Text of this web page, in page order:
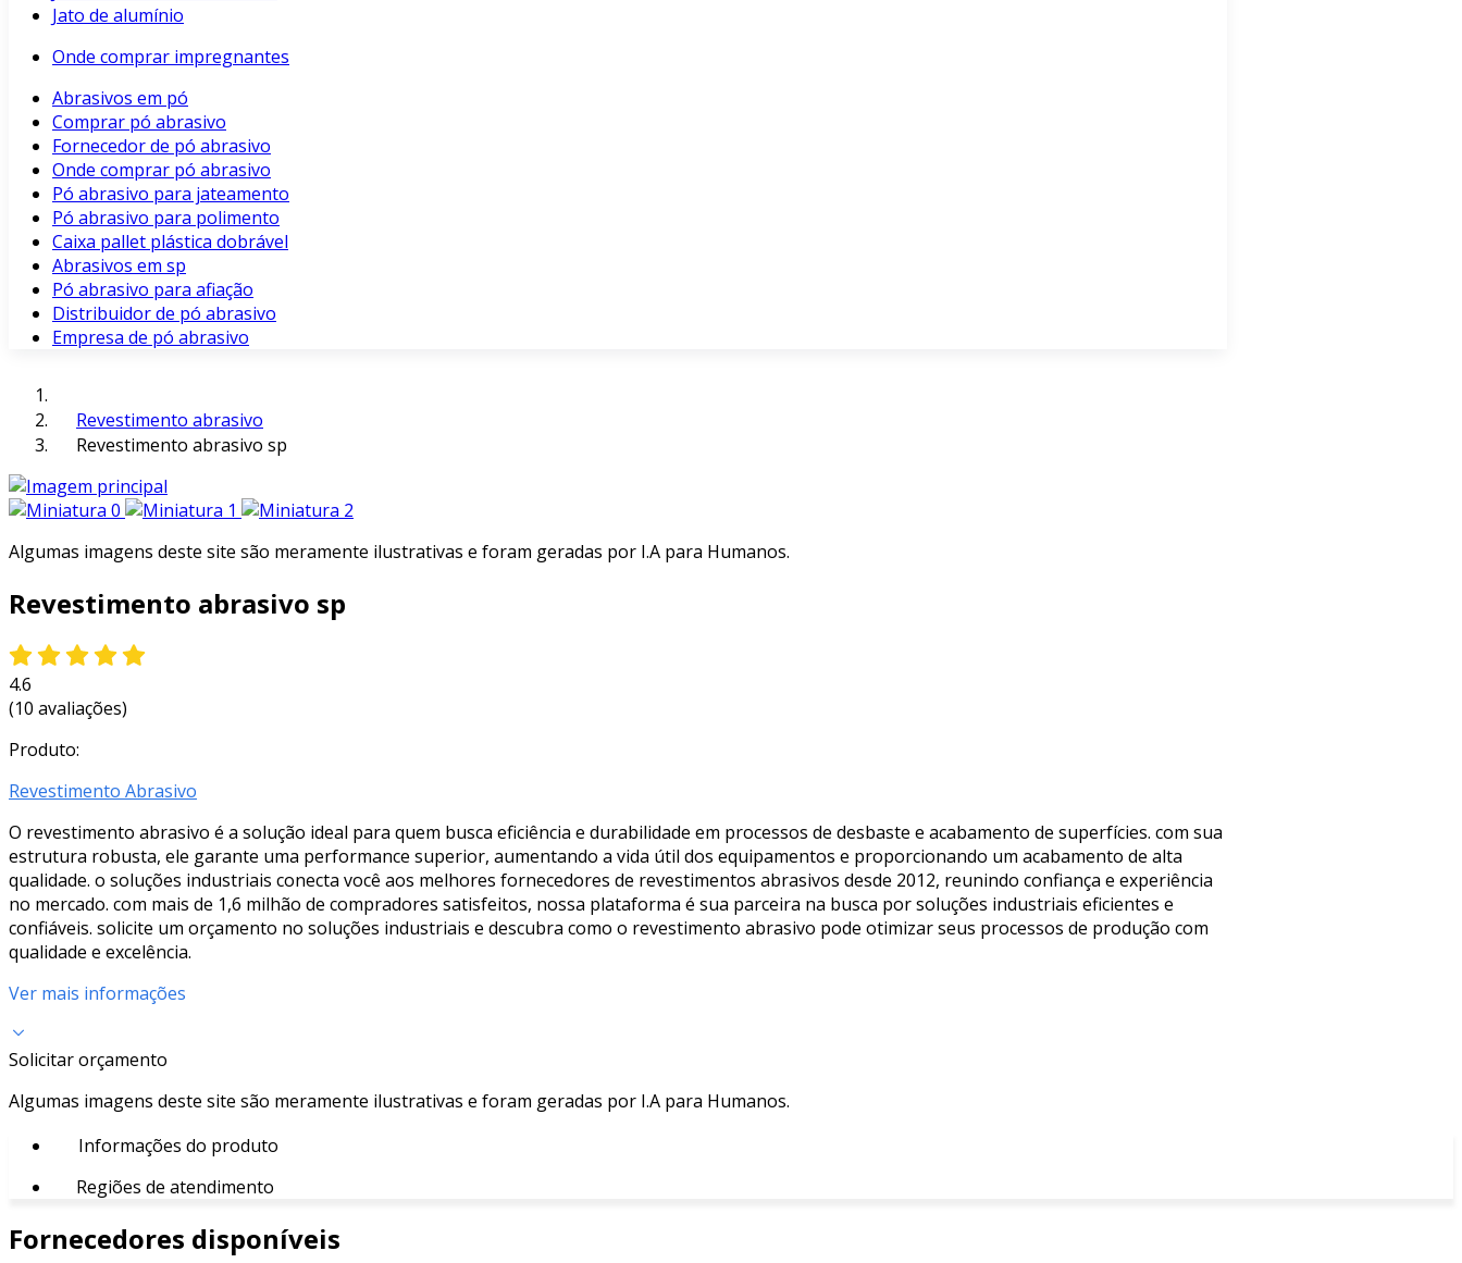
Jato de alumínio
Onde comprar impregnantes
Abrasivos em pó
Comprar pó abrasivo
Fornecedor de pó abrasivo
Onde comprar pó abrasivo
Pó abrasivo para jateamento
Pó abrasivo para polimento
Caixa pallet plástica dobrável
Abrasivos em sp
Pó abrasivo para afiação
Distribuidor de pó abrasivo
Empresa de pó abrasivo
Revestimento abrasivo
Revestimento abrasivo sp
Algumas imagens deste site são meramente ilustrativas e foram geradas por I.A para Humanos.
Revestimento abrasivo sp
4.6
(10 avaliações)
Produto:
Revestimento Abrasivo
O revestimento abrasivo é a solução ideal para quem busca eficiência e durabilidade em processos de desbaste e acabamento de superfícies. com sua
estrutura robusta, ele garante uma performance superior, aumentando a vida útil dos equipamentos e proporcionando um acabamento de alta
qualidade. o soluções industriais conecta você aos melhores fornecedores de revestimentos abrasivos desde 2012, reunindo confiança e experiência
no mercado. com mais de 1,6 milhão de compradores satisfeitos, nossa plataforma é sua parceira na busca por soluções industriais eficientes e
confiáveis. solicite um orçamento no soluções industriais e descubra como o revestimento abrasivo pode otimizar seus processos de produção com
qualidade e excelência.
Ver mais informações
Solicitar orçamento
Algumas imagens deste site são meramente ilustrativas e foram geradas por I.A para Humanos.
Informações do produto
Regiões de atendimento
Fornecedores disponíveis